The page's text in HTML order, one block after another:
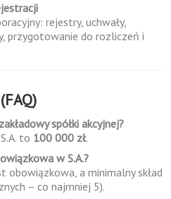
rejestry, uchwały,
przygotowanie do rozliczeń i
spółki akcyjnej?
to 100 000 zł.
w S.A.?
obowiązkowa, a minimalny skład
– co najmniej 5).